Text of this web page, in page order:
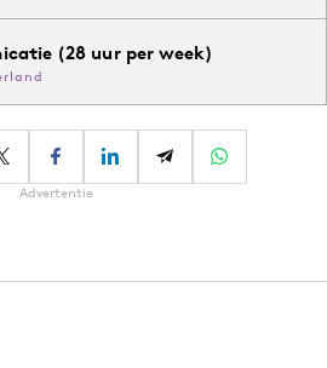
(28 uur per week)
Advertentie